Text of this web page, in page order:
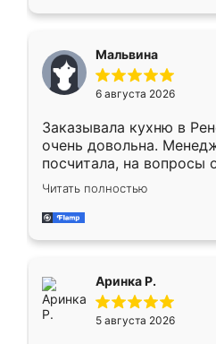
меньше, здесь же он
Мне нравится ,если что-
мебели буду
Мальвина
6 августа 2026
Заказывала кухню в
очень довольна.
посчитала, на вопросы
Замерщик приехал в
делу со всей
за день, ребята
Читать полностью
Аринка Р.
5 августа 2026